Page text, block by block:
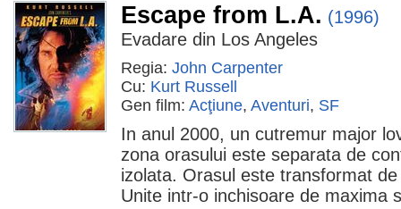
Escape from L.A. (1996)
Evadare din Los Angeles
Regia: John Carpenter
Cu: Kurt Russell
Gen film: Acţiune, Aventuri, SF
In anul 2000, un cutremur major
zona orasului este separata de
izolata. Orasul este transformat
Unite intr-o inchisoare de maxima